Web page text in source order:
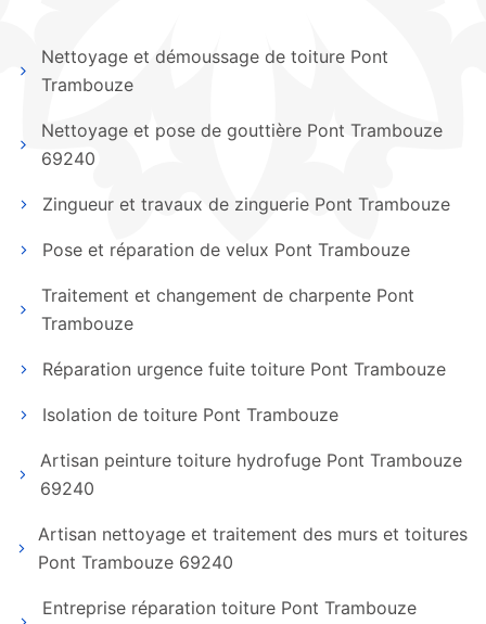
Nettoyage et démoussage de toiture Pont
Trambouze
Nettoyage et pose de gouttière Pont Trambouze
69240
Zingueur et travaux de zinguerie Pont Trambouze
Pose et réparation de velux Pont Trambouze
Traitement et changement de charpente Pont
Trambouze
Réparation urgence fuite toiture Pont Trambouze
Isolation de toiture Pont Trambouze
Artisan peinture toiture hydrofuge Pont Trambouze
69240
Artisan nettoyage et traitement des murs et toitures
Pont Trambouze 69240
Entreprise réparation toiture Pont Trambouze